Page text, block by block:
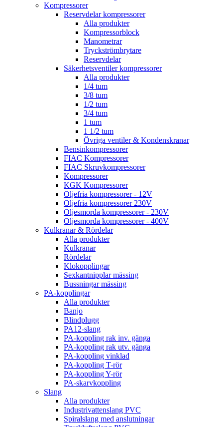
Kompressorer
Reservdelar kompressorer
Alla produkter
Kompressorblock
Manometrar
Tryckströmbrytare
Reservdelar
Säkerhetsventiler kompressorer
Alla produkter
1/4 tum
3/8 tum
1/2 tum
3/4 tum
1 tum
1 1/2 tum
Övriga ventiler & Kondenskranar
Bensinkompressorer
FIAC Kompressorer
FIAC Skruvkompressorer
Kompressorer
KGK Kompressorer
Oljefria kompressorer - 12V
Oljefria kompressorer 230V
Oljesmorda kompressorer - 230V
Oljesmorda kompressorer - 400V
Kulkranar & Rördelar
Alla produkter
Kulkranar
Rördelar
Klokopplingar
Sexkantnipplar mässing
Bussningar mässing
PA-kopplingar
Alla produkter
Banjo
Blindplugg
PA12-slang
PA-koppling rak inv. gänga
PA-koppling rak utv. gänga
PA-koppling vinklad
PA-koppling T-rör
PA-koppling Y-rör
PA-skarvkoppling
Slang
Alla produkter
Industrivattenslang PVC
Spiralslang med anslutningar